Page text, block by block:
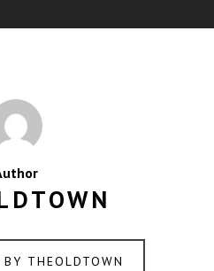
THEOLDTOWN